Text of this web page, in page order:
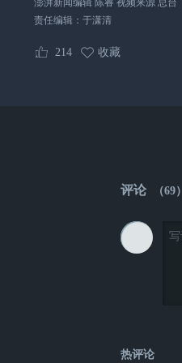
澎湃新闻编辑 陈睿 视频来源 总台
责任编辑： 于潇清
214 收藏
评论 （69）
热评论